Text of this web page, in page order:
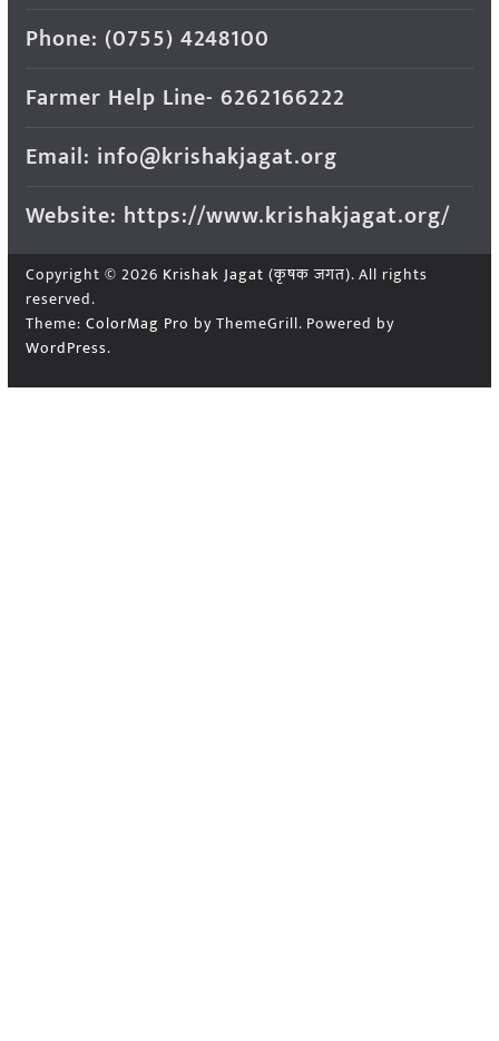
Phone: (0755) 4248100
Farmer Help Line- 6262166222
Email: info@krishakjagat.org
Website: https://www.krishakjagat.org/
Copyright © 2026 Krishak Jagat (कृषक जगत). All rights
reserved.
Theme: ColorMag Pro by ThemeGrill. Powered by
WordPress.